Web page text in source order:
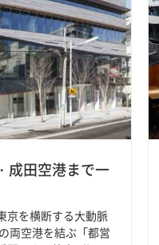
成田空港まで一
京を横断する大動脈
両空港を結ぶ「都営